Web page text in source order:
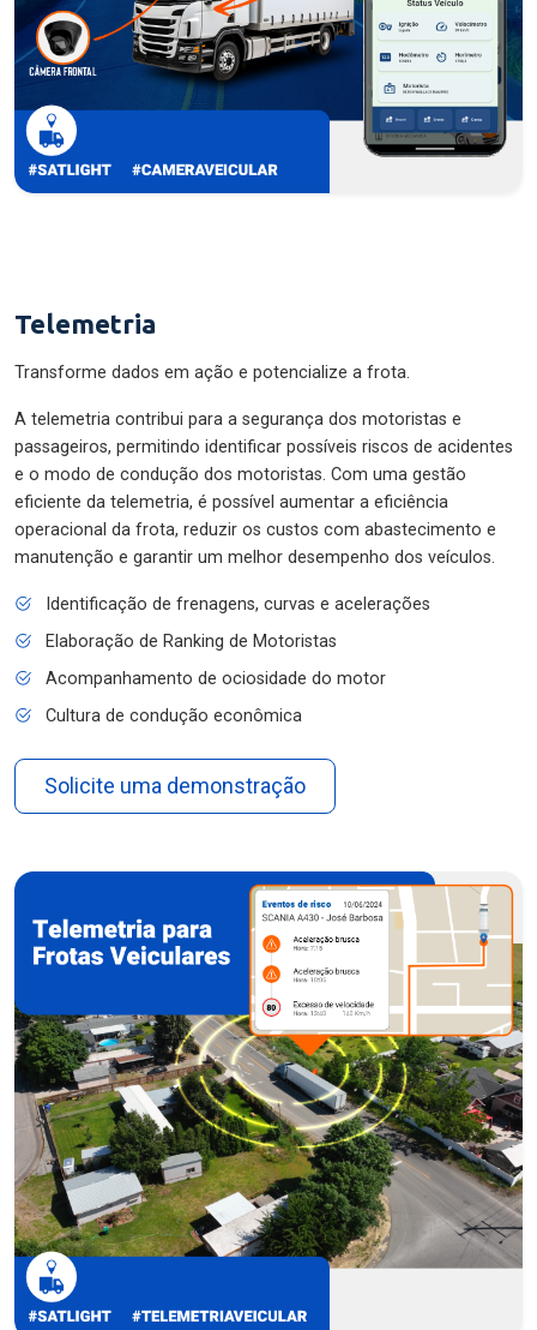
Telemetria
Transforme dados em ação e potencialize a frota.
A telemetria contribui para a segurança dos motoristas e
passageiros, permitindo identificar possíveis riscos de acidentes
e o modo de condução dos motoristas. Com uma gestão
eficiente da telemetria, é possível aumentar a eficiência
operacional da frota, reduzir os custos com abastecimento e
manutenção e garantir um melhor desempenho dos veículos.
Identificação de frenagens, curvas e acelerações
Elaboração de Ranking de Motoristas
Acompanhamento de ociosidade do motor
Cultura de condução econômica
Solicite uma demonstração